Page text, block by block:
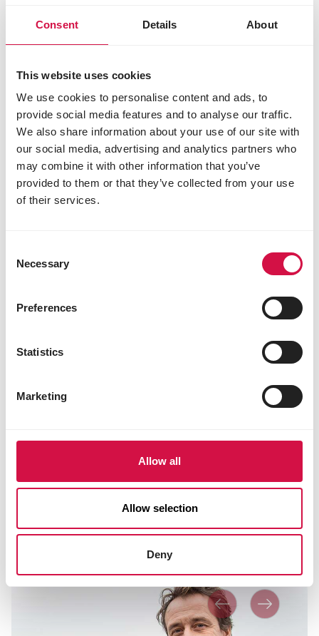
Consent Details About
This website uses cookies
We use cookies to personalise content and ads, to
provide social media features and to analyse our traffic.
We also share information about your use of our site with
our social media, advertising and analytics partners who
may combine it with other information that you’ve
provided to them or that they’ve collected from your use
of their services.
Selection
Necessary
Preferences
Statistics
Marketing
Allow all
Allow selection
Deny
2. Transition progressive vers
Continuez à utiliser le mélange de graines
habituel tout en introduisant progressivement
les granulés extrudés.
Commencez par donner une petite quantité
de Success Corn avant de proposer, quelques
heures plus tard, une demi-ration du mélange
habituel.
Le lendemain, répétez cette opération :
Ce processus d’alternation peut être suivi
de carence nutritionnelle chez vos pigeons.
Une fois qu’ils consomment facilement les
Plus.
les accepteront naturellement dans les
Besoin d’aide ?
Si la transition vers le nouvel aliment ne se déroule
contactez nos spécialistes via le formulaire de
contact. Ils se feront un plaisir de vous aider !
PrécédentSuivante